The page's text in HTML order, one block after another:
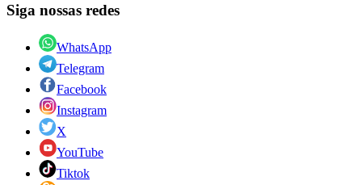
Siga nossas redes
WhatsApp
Telegram
Facebook
Instagram
X
YouTube
Tiktok